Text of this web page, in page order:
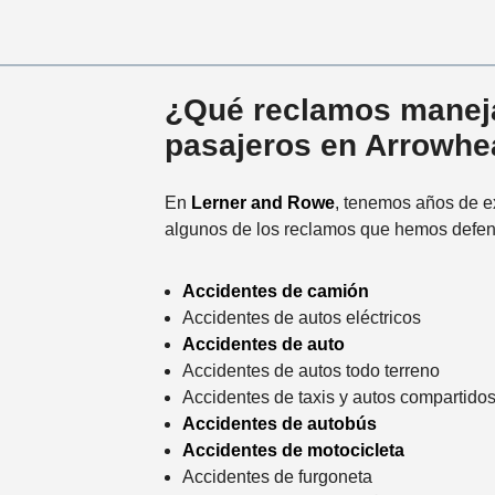
¿Qué reclamos
pasajeros en
En Lerner and Rowe, tenemos años de
algunos de los reclamos que hemos
Accidentes de camión
Accidentes de autos eléctricos
Accidentes de auto
Accidentes de autos todo terreno
Accidentes de taxis y autos compartidos
Accidentes de autobús
Accidentes de motocicleta
Accidentes de furgoneta